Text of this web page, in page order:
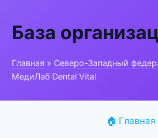
База
Главная » Северо-Западный
МедиЛаб Dental Vital
🏠 Главная